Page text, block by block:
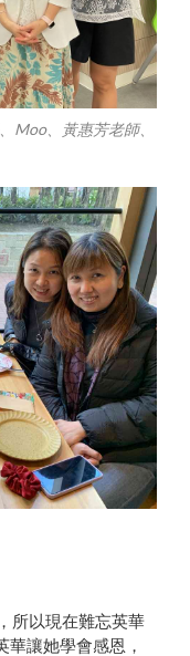
Moo、黃惠芳老師、
所以現在難忘英華
讓她學會感恩，